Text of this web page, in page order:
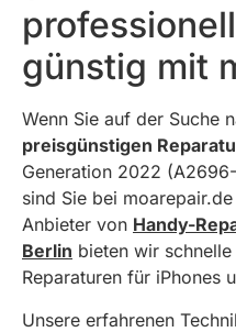
günstig mit
Wenn Sie auf der Suche
preisgünstigen
Generation 2022
sind Sie bei
Anbieter von Handy-
Berlin bieten wir
Reparaturen für iPhones
Unsere erfahrenen